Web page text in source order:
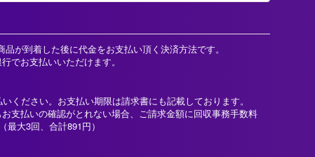
が到着した後に代金をお支払い頂く決済方法です。
でお支払いいただけます。
ください。お支払い期限は請求書にも記載しております。
支払いの確認がとれない場合、ご請求金額に回収事務手数料
大3回、合計891円）